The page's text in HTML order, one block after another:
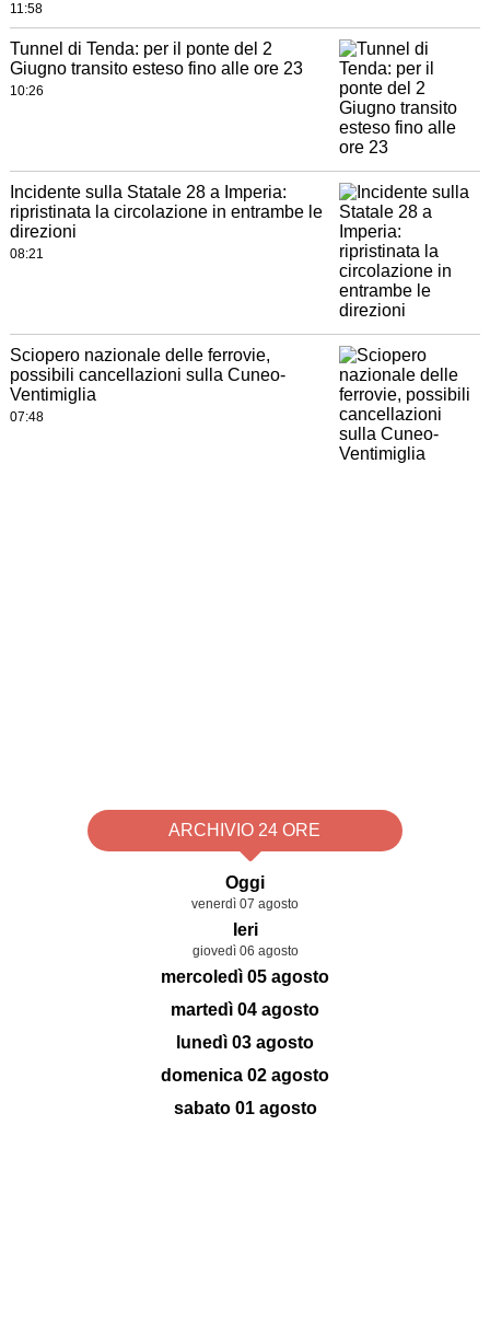
11:58
Tunnel di Tenda: per il ponte del 2
Giugno transito esteso fino alle ore 23
10:26
Incidente sulla Statale 28 a Imperia:
ripristinata la circolazione in entrambe le
direzioni
08:21
Sciopero nazionale delle ferrovie,
possibili cancellazioni sulla Cuneo-
Ventimiglia
07:48
ARCHIVIO 24 ORE
Oggi
venerdì 07 agosto
Ieri
giovedì 06 agosto
mercoledì 05 agosto
martedì 04 agosto
lunedì 03 agosto
domenica 02 agosto
sabato 01 agosto